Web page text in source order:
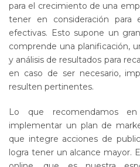
para el crecimiento de una
tener en consideración para
efectivas. Esto supone un
comprende una planificación,
y análisis de resultados para
en caso de ser necesario,
resulten pertinentes.
Lo que recomendamos
implementar un plan de
que integre acciones de
logra tener un alcance mayor.